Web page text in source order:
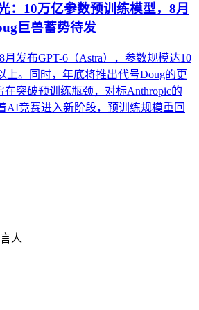
：10万亿参数预训练模型，8月
巨兽蓄势待发
月发布GPT-6（Astra），参数规模达10
上。同时，年底将推出代号Doug的更
突破预训练瓶颈，对标Anthropic的
AI竞赛进入新阶段，预训练规模重回
人